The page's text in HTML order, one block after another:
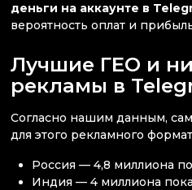
деньги на аккаунте в
вероятность оплат и
Лучшие ГЕО и
рекламы в
Согласно нашим данным,
для этого рекламного
Россия — 4,8 миллиона
Индия — 4 миллиона